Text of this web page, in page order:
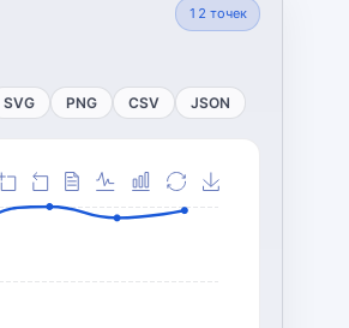
12 точек
SVG PNG CSV JSON